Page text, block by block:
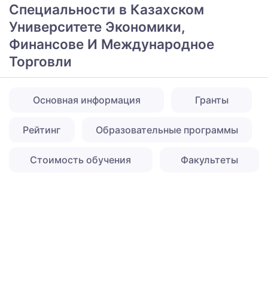
Специальности в Казахском
Университете Экономики,
Финансове И Международное
Торговли
Основная информация Гранты
Рейтинг Образовательные программы
Стоимость обучения Факультеты